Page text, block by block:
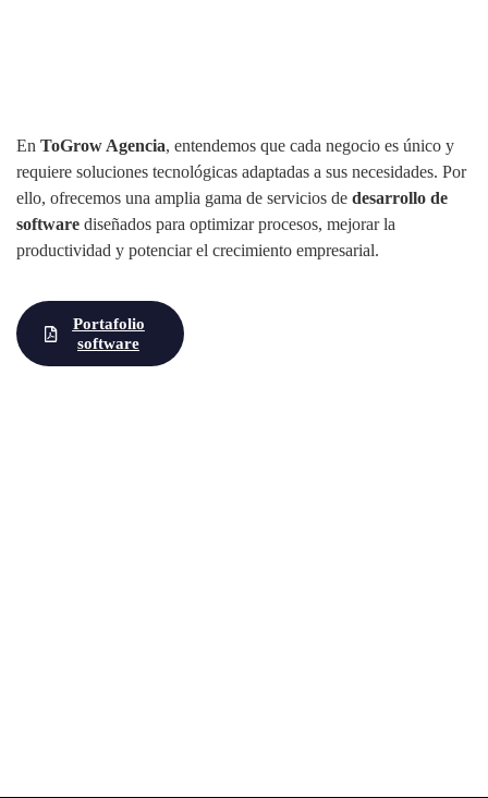
En ToGrow Agencia, entendemos que cada negocio es único y
requiere soluciones tecnológicas adaptadas a sus necesidades. Por
ello, ofrecemos una amplia gama de servicios de desarrollo de
software diseñados para optimizar procesos, mejorar la
productividad y potenciar el crecimiento empresarial.
Portafolio
software